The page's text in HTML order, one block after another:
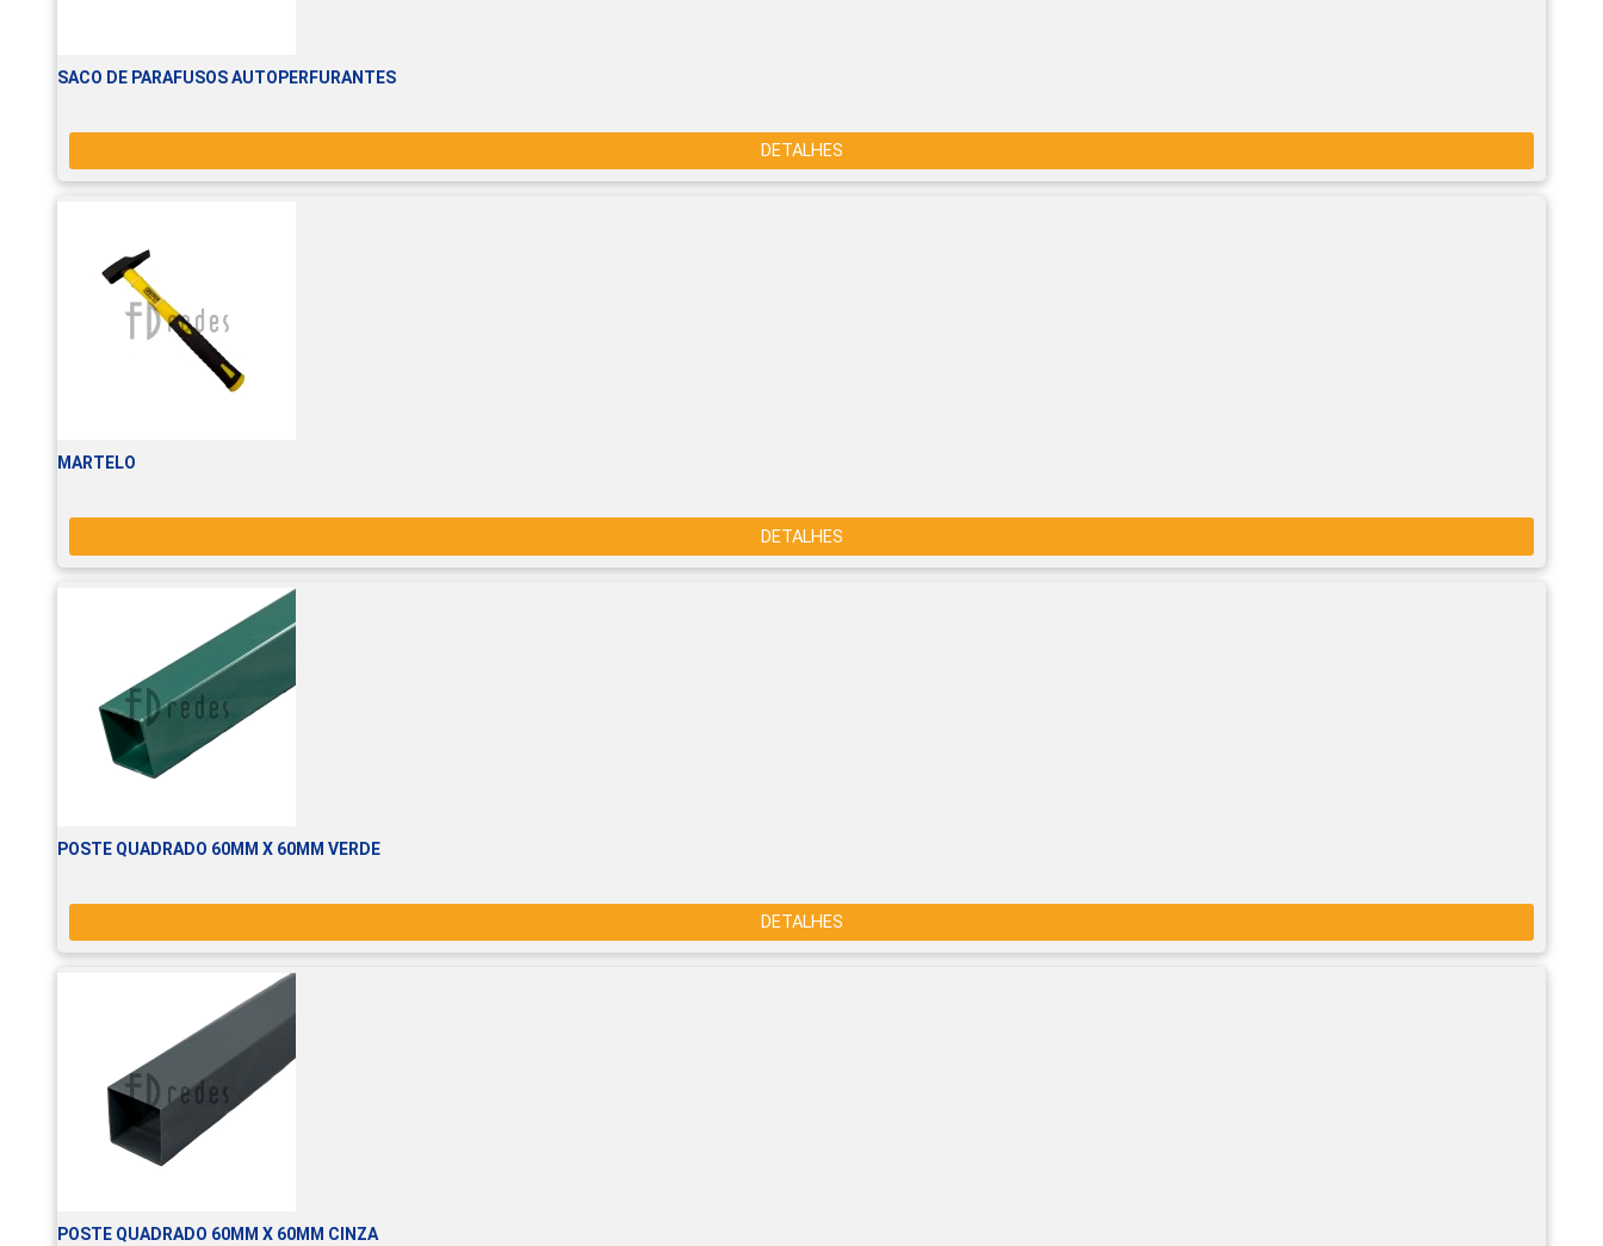
SACO DE PARAFUSOS AUTOPERFURANTES
DETALHES
MARTELO
DETALHES
POSTE QUADRADO 60MM X 60MM VERDE
DETALHES
POSTE QUADRADO 60MM X 60MM CINZA